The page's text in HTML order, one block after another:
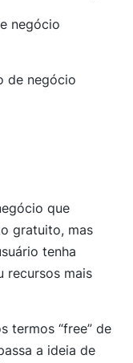
negócio
de negócio
que
gratuito, mas
tenha
recursos mais
termos “free” de
a ideia de